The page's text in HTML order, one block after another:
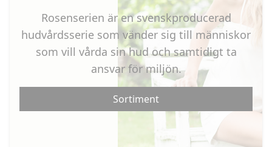
Rosenserien är en svenskproducerad
hudvårdsserie som vänder sig till människor
som vill vårda sin hud och samtidigt ta
ansvar för miljön.
Sortiment